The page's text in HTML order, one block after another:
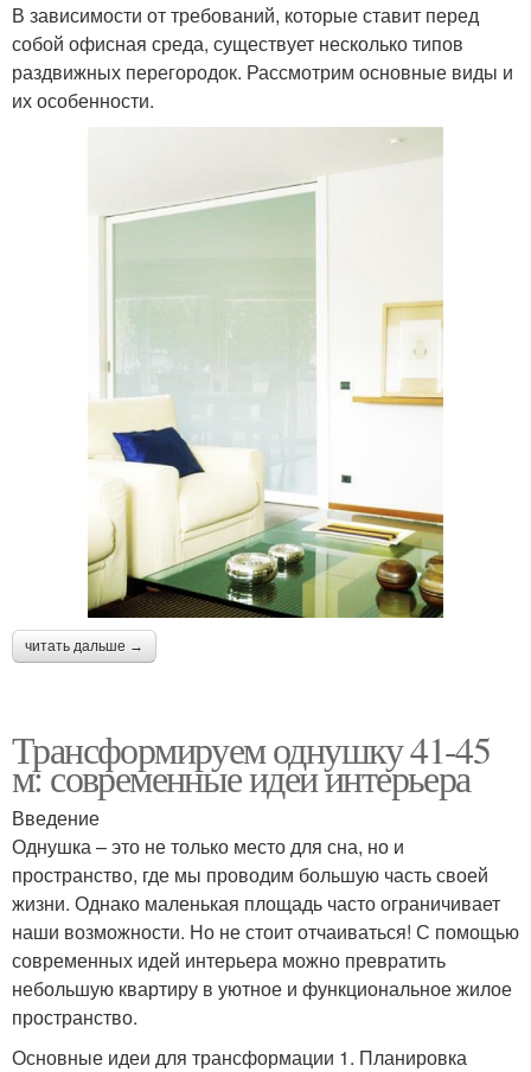
В зависимости от требований, которые ставит перед
собой офисная среда, существует несколько типов
раздвижных перегородок. Рассмотрим основные виды и
их особенности.
читать дальше →
Трансформируем однушку 41-45
м: современные идеи интерьера
Введение
Однушка – это не только место для сна, но и
пространство, где мы проводим большую часть своей
жизни. Однако маленькая площадь часто ограничивает
наши возможности. Но не стоит отчаиваться! С помощью
современных идей интерьера можно превратить
небольшую квартиру в уютное и функциональное жилое
пространство.
Основные идеи для трансформации 1. Планировка